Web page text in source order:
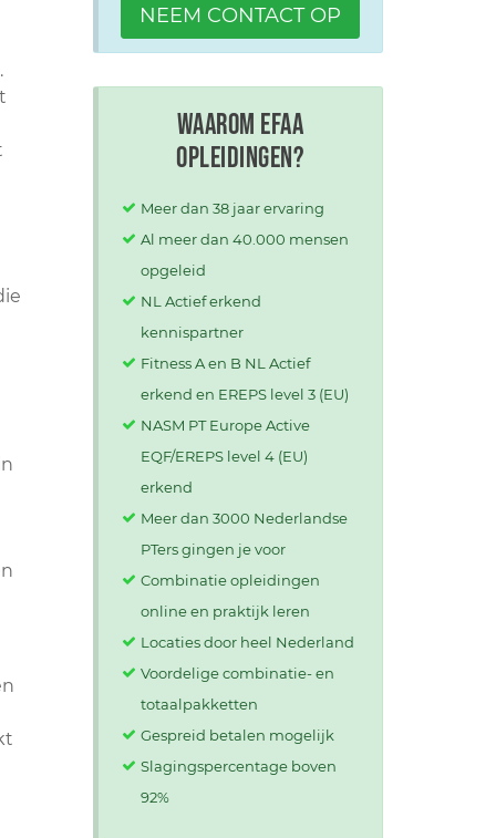
NEEM CONTACT OP
Waarom EFAA
opleidingen?
Meer dan 38 jaar ervaring
Al meer dan 40.000 mensen
opgeleid
NL Actief erkend
kennispartner
Fitness A en B NL Actief
erkend en EREPS level 3 (EU)
NASM PT Europe Active
EQF/EREPS level 4 (EU)
erkend
Meer dan 3000 Nederlandse
PTers gingen je voor
Combinatie opleidingen
online en praktijk leren
Locaties door heel Nederland
Voordelige combinatie- en
totaalpakketten
Gespreid betalen mogelijk
Slagingspercentage boven
92%